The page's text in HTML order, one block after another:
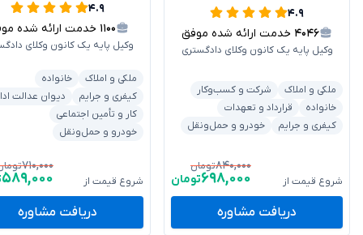
۴.۹
۴۰۴۶ خدمت ارائه شده موفق
وکیل پایه یک کانون وکلای دادگستری
ملکی و املاک
شرکت و کسب‌وکار
خانواده
قرارداد و تعهدات
کیفری و جرایم
خودرو و حمل‌ونقل
شروع قیمت از
۸۴۰,۰۰۰تومان
۶۹۸,۰۰۰تومان
دریافت مشاوره
۴.۹
۱۱۰۰ خدمت ارائه شده موفق
وکیل پایه یک کانون وکلای
ملکی و املاک
خانواده
کیفری و جرایم
دیوان عدالت
کار و تأمین اجتماعی
خودرو و حمل‌ونقل
شروع قیمت از
۷۱۰,۰۰۰
۵۸۹,۰۰۰
دریافت مشاوره